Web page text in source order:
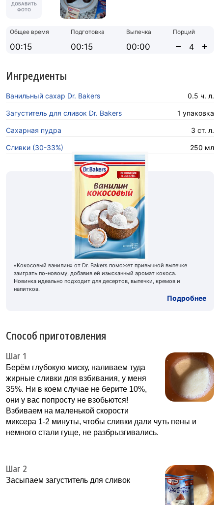
ДОБАВИТЬ
ФОТО
Общее время
00:15
Подготовка
00:15
Выпечка
00:00
Порций
Ингредиенты
Ванильный сахар Dr. Bakers 0.5 ч. л.
Загуститель для сливок Dr. Bakers 1 упаковка
Сахарная пyдра 3 ст. л.
Сливки (30-33%) 250 мл
«Кокосовый ванилин» от Dr. Bakers поможет привычной выпечке
заиграть по-новому, добавив ей изысканный аромат кокоса.
Новинка идеально подходит для десертов, выпечки, кремов и
напитков.
Подробнее
Способ приготовления
Шаг 1
Берём глубокую миску, наливаем туда
жирные сливки для взбивания, у меня
35%. Ни в коем случае не берите 10%,
они у вас попросту не взобьются!
Взбиваем на маленькой скорости
миксера 1-2 минуты, чтобы сливки дали чуть пены и
немного стали гуще, не разбрызгивались.
Шаг 2
Засыпаем загуститель для сливок